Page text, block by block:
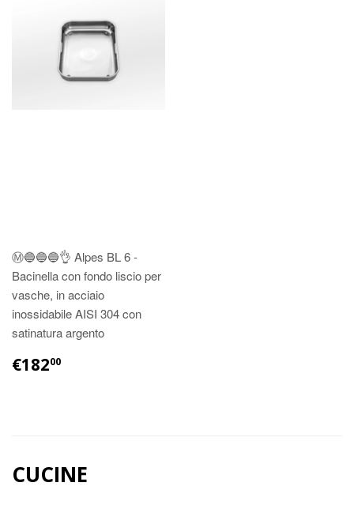
Ⓜ️🔵🔵🔵👌 Alpes BL 6 -
Bacinella con fondo liscio per
vasche, in acciaio
inossidabile AISI 304 con
satinatura argento
€18200
CUCINE